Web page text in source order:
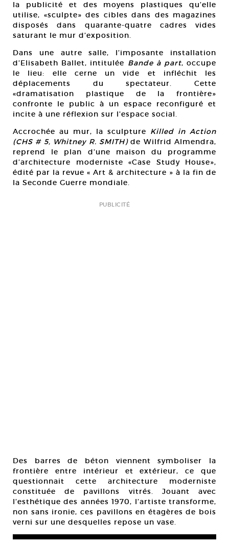
la publicité et des moyens plastiques qu’elle
utilise, «sculpte» des cibles dans des magazines
disposés dans quarante-quatre cadres vides
saturant le mur d’exposition.
Dans une autre salle, l’imposante installation
d’Elisabeth Ballet, intitulée Bande à part, occupe
le lieu: elle cerne un vide et infléchit les
déplacements du spectateur. Cette
«dramatisation plastique de la frontière»
confronte le public à un espace reconfiguré et
incite à une réflexion sur l’espace social.
Accrochée au mur, la sculpture Killed in Action
(CHS # 5, Whitney R. SMITH)de Wilfrid Almendra,
reprend le plan d’une maison du programme
d’architecture moderniste «Case Study House»,
édité par la revue « Art & architecture » à la fin de
la Seconde Guerre mondiale.
PUBLICITÉ
Des barres de béton viennent symboliser la
frontière entre intérieur et extérieur, ce que
questionnait cette architecture moderniste
constituée de pavillons vitrés. Jouant avec
l’esthétique des années 1970, l’artiste transforme,
non sans ironie, ces pavillons en étagères de bois
verni sur une desquelles repose un vase.